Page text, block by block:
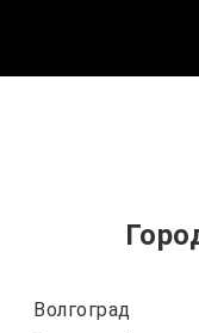
Волгоград